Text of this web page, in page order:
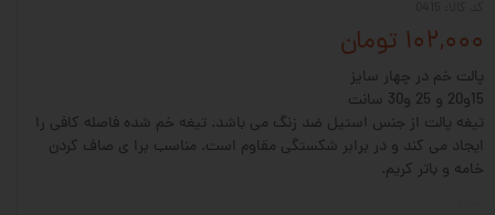
۱۰۲,۰۰۰ تومان
پالت خم در چهار سایز
15و20 و 25 و30 سانت
تیغه پالت از جنس استیل ضد زنگ می باشد. تیغه خم شده فاصله کافی را
ایجاد می کند و در برابر شکستگی مقاوم است. مناسب برا ی صاف کردن
خامه و باتر کریم.